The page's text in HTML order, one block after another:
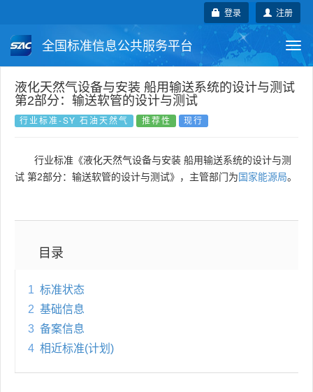
注册
登录
全国标准信息公共服务平台
国家标准 行业标准 地方标准
团体标准 企业标准
国外标准 技术委员会
液化天然气设备与安装 船用输送系统的设计与测试
第2部分：输送软管的设计与测试
行业标准-SY 石油天然气 推荐性 现行
行业标准《液化天然气设备与安装 船用输送系统的设计与测
试 第2部分：输送软管的设计与测试》，主管部门为国家能源局。
目录
1 标准状态
2 基础信息
3 备案信息
4 相近标准(计划)